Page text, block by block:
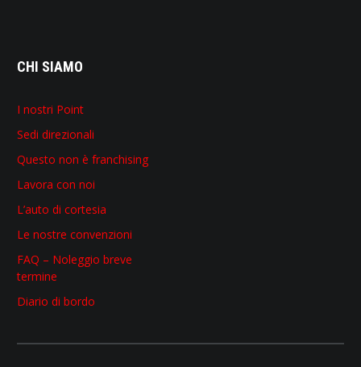
CHI SIAMO
I nostri Point
Sedi direzionali
Questo non è franchising
Lavora con noi
L’auto di cortesia
Le nostre convenzioni
FAQ – Noleggio breve
termine
Diario di bordo